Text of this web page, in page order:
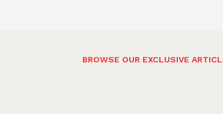
BROWSE OUR EXCLUSIVE